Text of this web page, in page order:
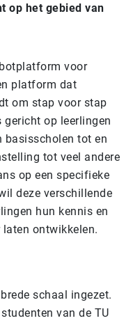
op het gebied van
voor
platform dat
om stap voor stap
gericht op leerlingen
basisscholen tot en
tot veel andere
op een specifieke
deze verschillende
hun kennis en
ontwikkelen.
schaal ingezet.
van de TU